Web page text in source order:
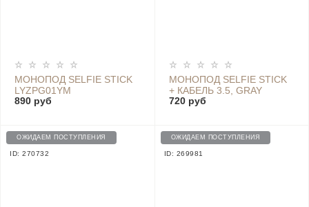
МОНОПОД SELFIE STICK
LYZPG01YM
890 руб
МОНОПОД SELFIE STICK
+ КАБЕЛЬ 3.5, GRAY
720 руб
ОЖИДАЕМ ПОСТУПЛЕНИЯ
ID: 270732
ОЖИДАЕМ ПОСТУПЛЕНИЯ
ID: 269981